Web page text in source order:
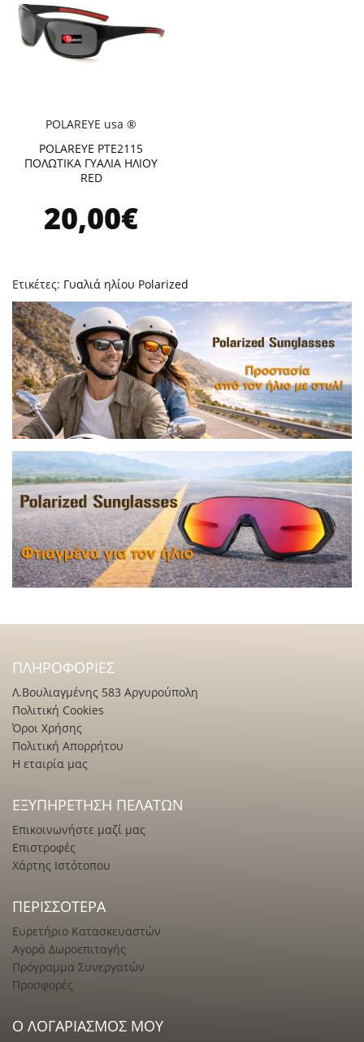
POLAREYE usa ®
POLAREYE PTE2115
ΠΟΛΩΤΙΚΑ ΓΥΑΛΙΑ ΗΛΙΟΥ
RED
20,00€
Ετικέτες: Γυαλιά ηλίου Polarized
ΠΛΗΡΟΦΟΡΊΕΣ
Λ.Βουλιαγμένης 583 Αργυρούπολη
Πολιτική Cookies
Όροι Χρήσης
Πολιτική Απορρήτου
Η εταιρία μας
ΕΞΥΠΗΡΈΤΗΣΗ ΠΕΛΑΤΏΝ
Επικοινωνήστε μαζί μας
Επιστροφές
Χάρτης Ιστότοπου
ΠΕΡΙΣΣΌΤΕΡΑ
Ευρετήριο Κατασκευαστών
Αγορά Δωροεπιταγής
Πρόγραμμα Συνεργατών
Προσφορές
Ο ΛΟΓΑΡΙΑΣΜΌΣ ΜΟΥ